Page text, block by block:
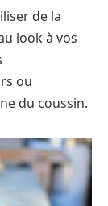
de la
look à vos
ou
du coussin.